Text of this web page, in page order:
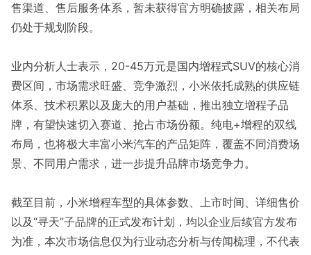
售渠道、售后服务体系，暂未获得官方明确披露，相关布局
仍处于规划阶段。
业内分析人士表示，20-45万元是国内增程式SUV的核心消
费区间，市场需求旺盛、竞争激烈，小米依托成熟的供应链
体系、技术积累以及庞大的用户基础，推出独立增程子品
牌，有望快速切入赛道、抢占市场份额。纯电+增程的双线
布局，也将极大丰富小米汽车的产品矩阵，覆盖不同消费场
景、不同用户需求，进一步提升品牌市场竞争力。
截至目前，小米增程车型的具体参数、上市时间、详细售价
以及“寻天”子品牌的正式发布计划，均以企业后续官方发布
为准，本次市场信息仅为行业动态分析与传闻梳理，不代表